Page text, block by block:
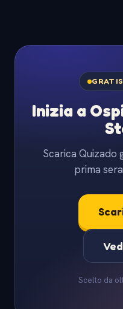
Inizia a
Scarica Quizado
prima
Scelto da